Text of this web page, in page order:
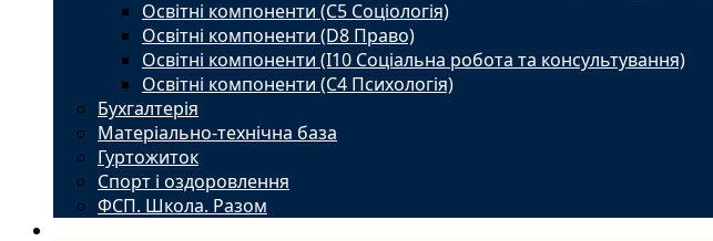
Освітні компоненти (С5 Соціологія)
Освітні компоненти (D8 Право)
Освітні компоненти (I10 Соціальна робота та консультування)
Освітні компоненти (С4 Психологія)
Бухгалтерія
Матеріально-технічна база
Гуртожиток
Спорт і оздоровлення
ФСП. Школа. Разом